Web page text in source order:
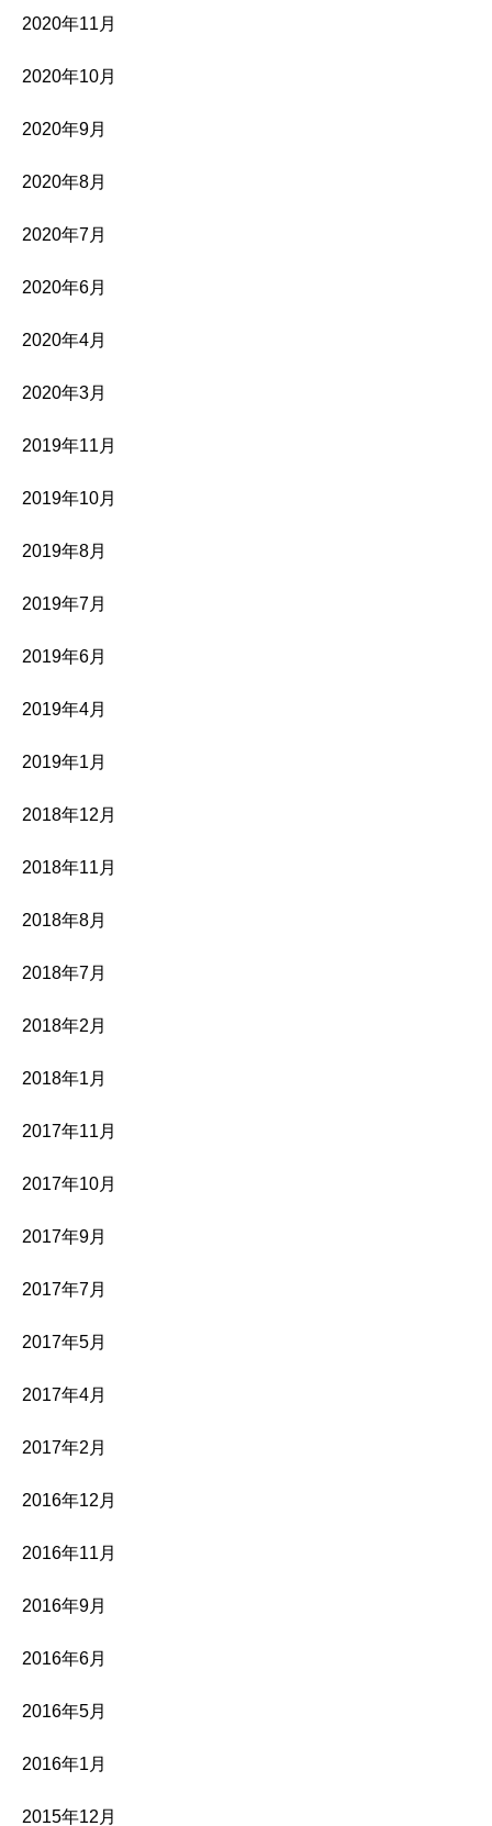
2020年11月
2020年10月
2020年9月
2020年8月
2020年7月
2020年6月
2020年4月
2020年3月
2019年11月
2019年10月
2019年8月
2019年7月
2019年6月
2019年4月
2019年1月
2018年12月
2018年11月
2018年8月
2018年7月
2018年2月
2018年1月
2017年11月
2017年10月
2017年9月
2017年7月
2017年5月
2017年4月
2017年2月
2016年12月
2016年11月
2016年9月
2016年6月
2016年5月
2016年1月
2015年12月